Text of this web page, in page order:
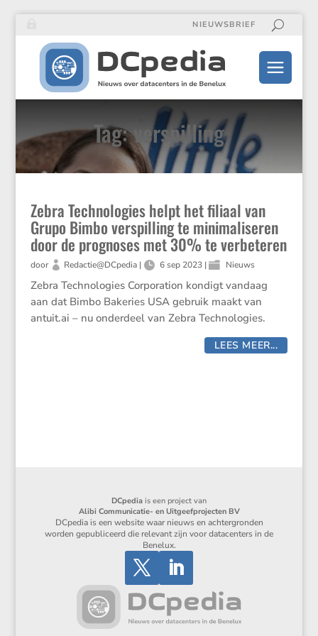
NIEUWSBRIEF
Tag: verspilling
Zebra Technologies helpt het filiaal van
Grupo Bimbo verspilling te minimaliseren
door de prognoses met 30% te verbeteren
door Redactie@DCpedia| 6 sep 2023 | Nieuws
Zebra Techno­lo­gies Corpo­ra­tion kondigt vandaag
aan dat Bimbo Bakeries USA gebruik maakt van
antuit​.ai – nu onder­deel van Zebra Technologies.
LEES MEER...
DCpedia is een project van
Alibi Communicatie- en Uitgeefprojecten BV
DCpedia is een website waar nieuws en achtergronden
worden gepubliceerd die relevant zijn voor datacenters in de
Benelux.